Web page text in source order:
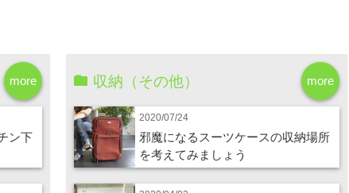
more
ン下
more
収納（その他）
2020/07/24
邪魔になるスーツケースの収納場所
を考えてみましょう